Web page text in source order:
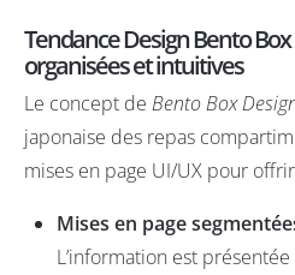
TendanceDesign Bento
organisées et intuitives
Le concept de Bento Box
japonaise des repas
mises en page UI/UX pour
Mises en page
L’information est